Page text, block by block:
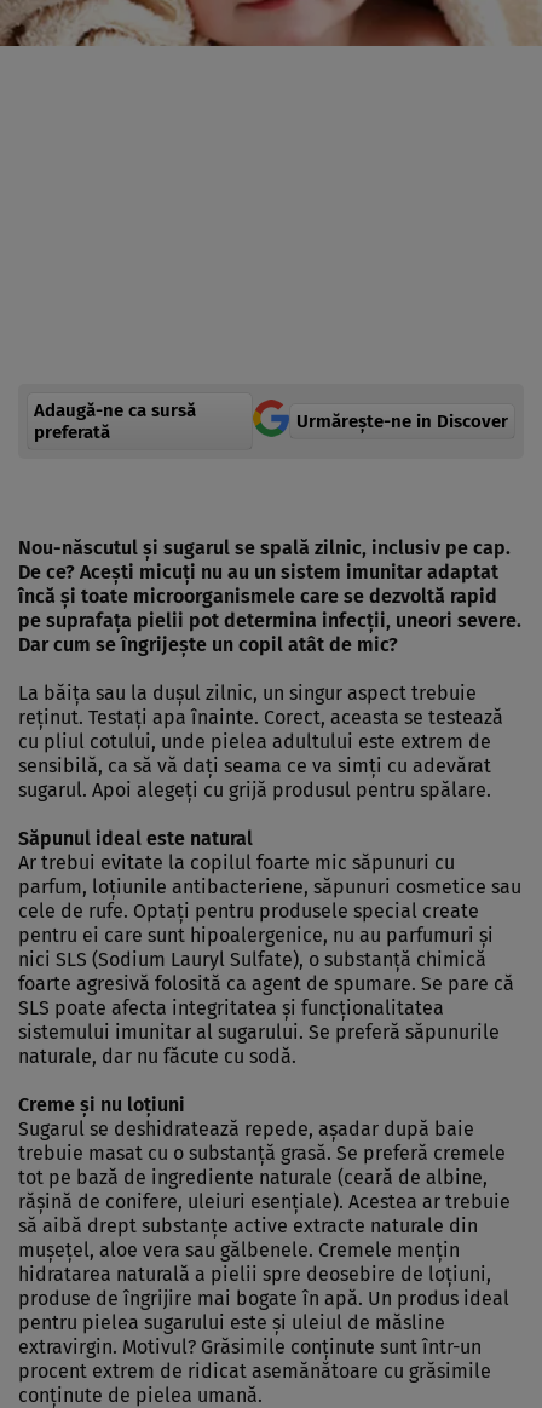
Adaugă-ne ca sursă
preferată
Urmărește-ne in Discover
Nou-născutul şi sugarul se spală zilnic, inclusiv pe cap.
De ce? Aceşti micuţi nu au un sistem imunitar adaptat
încă şi toate microorganismele care se dezvoltă rapid
pe suprafaţa pielii pot determina infecţii, uneori severe.
Dar cum se îngrijeşte un copil atât de mic?
La băiţa sau la duşul zilnic, un singur aspect trebuie
reţinut. Testaţi apa înainte. Corect, aceasta se testează
cu pliul cotului, unde pielea adultului este extrem de
sensibilă, ca să vă daţi seama ce va simţi cu adevărat
sugarul. Apoi alegeţi cu grijă produsul pentru spălare.
Săpunul ideal este natural
Ar trebui evitate la copilul foarte mic săpunuri cu
parfum, loţiunile antibacteriene, săpunuri cosmetice sau
cele de rufe. Optaţi pentru produsele special create
pentru ei care sunt hipoalergenice, nu au parfumuri şi
nici SLS (Sodium Lauryl Sulfate), o substanţă chimică
foarte agresivă folosită ca agent de spumare. Se pare că
SLS poate afecta integritatea şi funcţionalitatea
sistemului imunitar al sugarului. Se preferă săpunurile
naturale, dar nu făcute cu sodă.
Creme şi nu loţiuni
Sugarul se deshidratează repede, aşadar după baie
trebuie masat cu o substanţă grasă. Se preferă cremele
tot pe bază de ingrediente naturale (ceară de albine,
răşină de conifere, uleiuri esenţiale). Acestea ar trebuie
să aibă drept substanţe active extracte naturale din
muşeţel, aloe vera sau gălbenele. Cremele menţin
hidratarea naturală a pielii spre deosebire de loţiuni,
produse de îngrijire mai bogate în apă. Un produs ideal
pentru pielea sugarului este şi uleiul de măsline
extravirgin. Motivul? Grăsimile conţinute sunt într-un
procent extrem de ridicat asemănătoare cu grăsimile
conţinute de pielea umană.